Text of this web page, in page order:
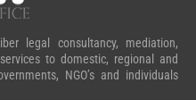
legal consultancy, mediation,
to domestic, regional and
NGO’s and individuals